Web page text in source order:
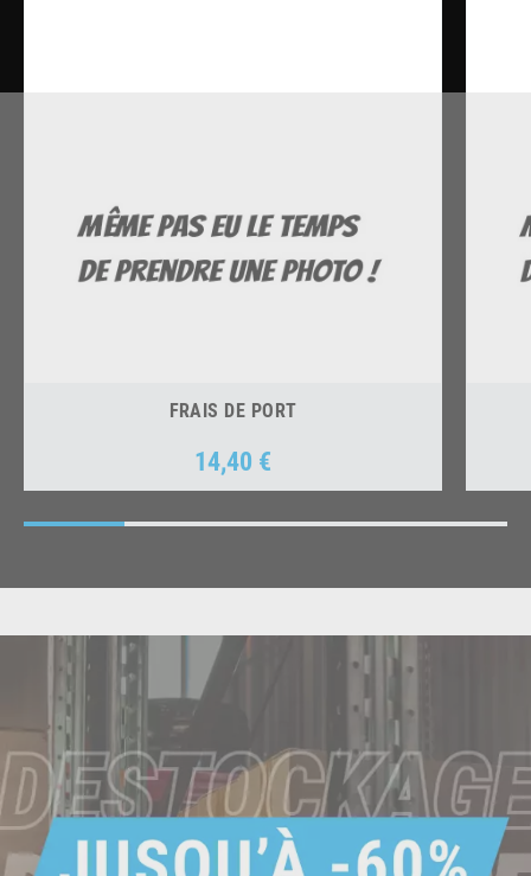
FRAIS DE PORT
Prix
14,40 €